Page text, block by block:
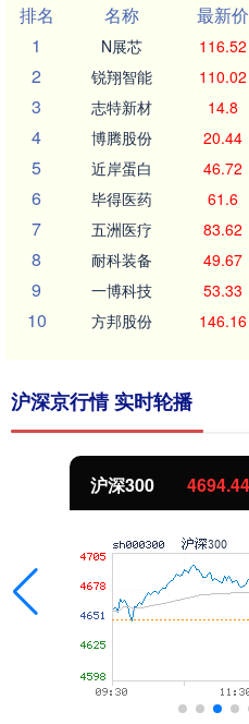
排名
名称 最新价
1
N展芯 116.52
2 锐翔智能 110.02
3 志特新材 14.8
4 博腾股份 20.44
5 近岸蛋白 46.72
6 毕得医药 61.6
7 五洲医疗 83.62
8 耐科装备 49.67
9 一博科技 53.33
10 方邦股份 146.16
沪深京行情 实时轮播
北证50